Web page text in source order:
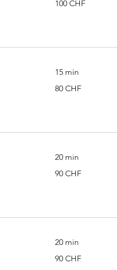
francs
100 CHF
15 min
francs
80 CHF
20 min
francs
90 CHF
20 min
francs
90 CHF